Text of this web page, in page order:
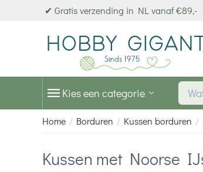
✔ Gratis verzending in NL vanaf €89,-
Kies een categorie
Home / Borduren / Kussen borduren /
Kussen met Noorse